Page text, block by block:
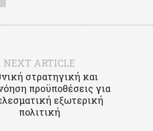
NEXT ARTICLE
στρατηγική και
προϋποθέσεις για
εξωτερική
πολιτική